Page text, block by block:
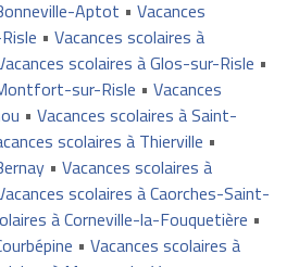
Aptot • Vacances
• Vacances scolaires à
scolaires à Glos-sur-Risle •
sur-Risle • Vacances
• Vacances scolaires à Saint-
scolaires à Thierville •
• Vacances scolaires à
scolaires à Caorches-Saint-
à Corneville-la-Fouquetière •
• Vacances scolaires à